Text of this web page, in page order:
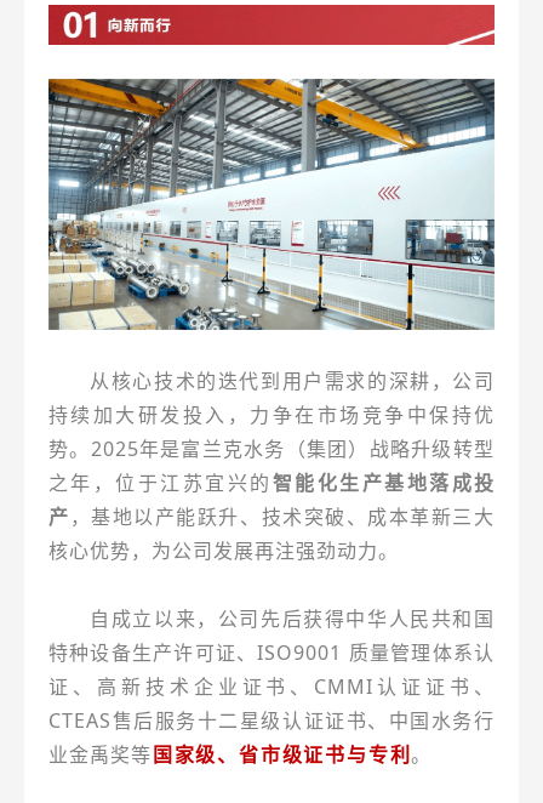
从核心技术的迭代到用户需求的深耕，公司
持续加大研发投入，力争在市场竞争中保持优
势。2025年是富兰克水务（集团）战略升级转型
之年，位于江苏宜兴的智能化生产基地落成投
产 ，基地以产能跃升、技术突破、成本革新三大
核心优势，为公司发展再注强劲动力。
自成立以来，公司先后获得中华人民共和国
特种设备生产许可证、ISO9001 质量管理体系认
证、高新技术企业证书、CMMI认证证书、
CTEAS售后服务十二星级认证证书、中国水务行
业金禹奖等国家级、省市级证书与专利。